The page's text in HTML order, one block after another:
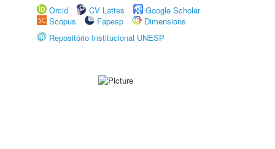
Orcid
CV Lattes
Google Scholar
Scopus
Fapesp
Dimensions
Repositório Institucional UNESP